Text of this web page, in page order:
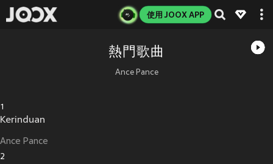
使用 JOOX APP
熱門歌曲
Ance Pance
1
Kerinduan
Ance Pance
2